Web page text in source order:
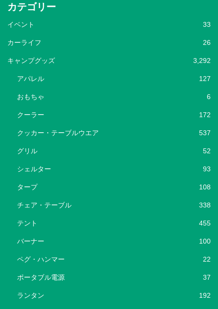
カテゴリー
イベント 33
カーライフ 26
キャンプグッズ 3,292
アパレル 127
おもちゃ 6
クーラー 172
クッカー・テーブルウエア 537
グリル 52
シェルター 93
タープ 108
チェア・テーブル 338
テント 455
バーナー 100
ペグ・ハンマー 22
ポータブル電源 37
ランタン 192